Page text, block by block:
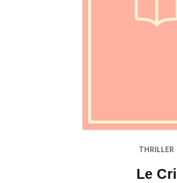
THRILLER
Le Cri